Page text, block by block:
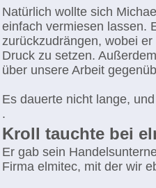
Natürlich wollte sich
einfach vermiesen lassen.
zurückzudrängen, wobei
Druck zu setzen.
über unsere Arbeit
Es dauerte nicht lange,
.
Kroll tauchte bei
Er gab sein
Firma elmitec, mit der wir